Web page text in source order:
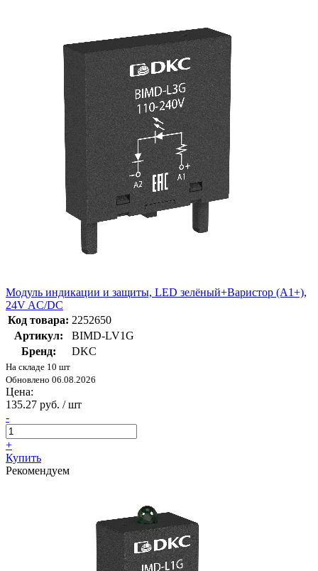
Модуль индикации и защиты, LED зелёный+Варистор (A1+),
24V AC/DC
Код товара: 2252650
Артикул:
BIMD-LV1G
Бренд:
DKC
На складе 10 шт
Обновлено 06.08.2026
Цена:
135.27 руб. / шт
-
+
Купить
Рекомендуем